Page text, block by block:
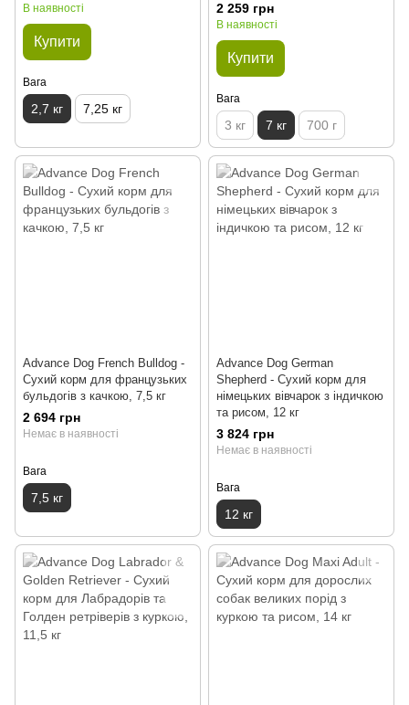
В наявності
Купити
Вага
2,7 кг 7,25 кг
2 259 грн
В наявності
Купити
Вага
3 кг 7 кг 700 г
Advance Dog French Bulldog -
Сухий корм для французьких
бульдогів з качкою, 7,5 кг
2 694 грн
Немає в наявності
Вага
7,5 кг
Advance Dog German
Shepherd - Сухий корм для
німецьких вівчарок з індичкою
та рисом, 12 кг
3 824 грн
Немає в наявності
Вага
12 кг